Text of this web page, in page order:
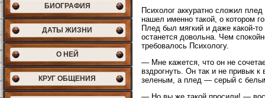
БИОГРАФИЯ
ДАТЫ ЖИЗНИ
О НЕЙ
КРУГ ОБЩЕНИЯ
Психолог аккуратно сложил
нашел именно такой, о котором
Плед был мягкий и даже какой-
останется довольна. Чем
требовалось Психологу.
— Мне кажется, что он не
вздрогнуть. Он так и не привык
зеленым, а плед — серый с